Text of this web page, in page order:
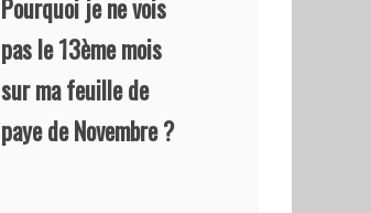
Pourquoi je ne vois
pas le 13ème mois
sur ma feuille de
paye de Novembre ?